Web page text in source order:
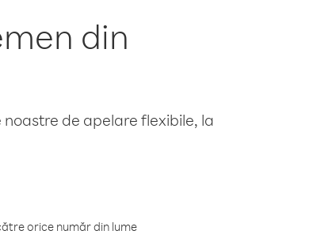
din
de apelare flexibile, la
orice număr din lume